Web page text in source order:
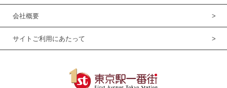
会社概要
サイトご利用にあたって